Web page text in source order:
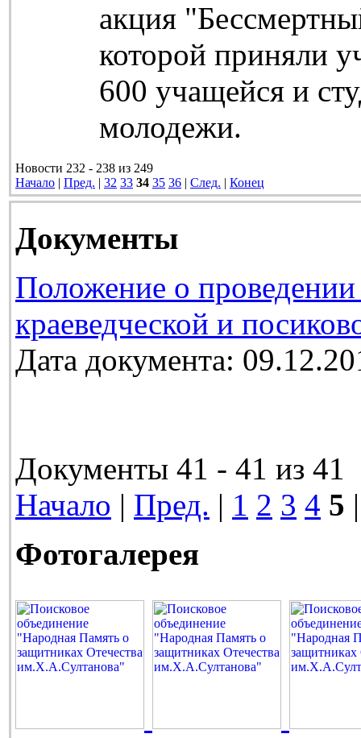
акция
которой приняли
600 учащейся и
молодежи.
Новости 232 - 238 из 249
Начало | Пред. | 32 33 34 35 36 | След. | Конец
Документы
Положение о проведении
краеведческой и
Дата документа:
Документы 41 - 41 из 41
Начало | Пред. | 1 2 3 4 5
Фотогалерея